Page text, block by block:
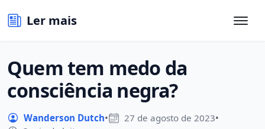
Ler mais
Quem tem medo da
consciência negra?
Wanderson Dutch• 27 de agosto de 2023•